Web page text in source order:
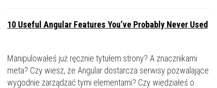
10 Useful Angular Features You’ve Probably Never Used
Manipulowałeś już ręcznie tytułem strony? A znacznikami
meta? Czy wiesz, że Angular dostarcza serwisy pozwalające
wygodnie zarządzać tymi elementami? Czy wiedziałeś o